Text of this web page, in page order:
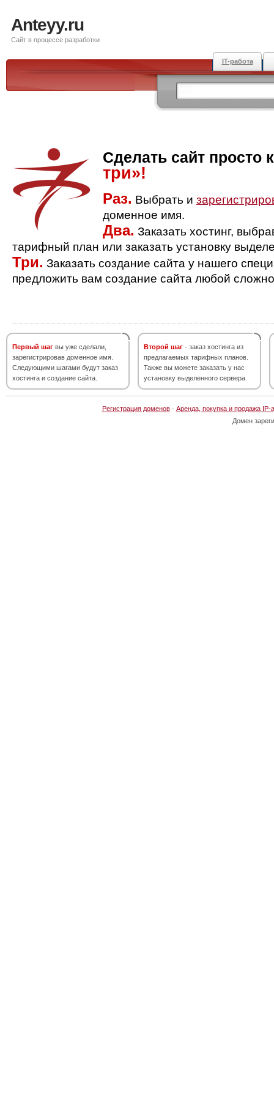
Anteyy.ru
Сайт в процессе разработки
IT-работа
Сделать сайт просто
три»!
Раз. Выбрать и
доменное имя.
Два. Заказать хостинг,
тарифный план или заказать установку
Три. Заказать создание сайта у нашего
предложить вам создание сайта любой
Первый шаг вы уже сделали,
зарегистрировав доменное имя.
Следующими шагами будут заказ
хостинга и создание сайта.
Второй шаг - заказ хостинга из
предлагаемых тарифных планов.
Также вы можете заказать у нас
установку выделенного сервера.
Регистрация доменов· Аренда, покупка и продажа IP-
Домен